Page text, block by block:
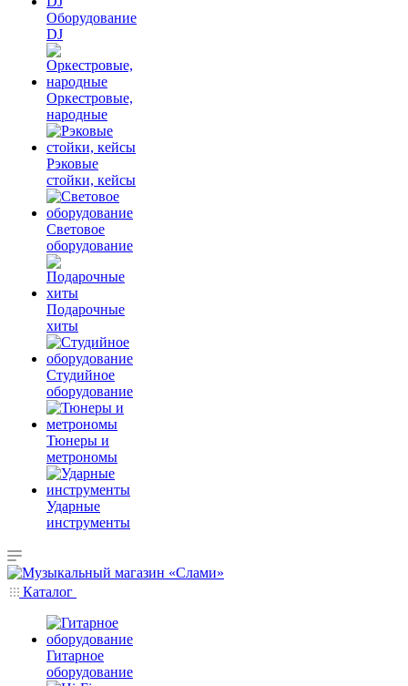
Оборудование
DJ
Оркестровые,
народные
Рэковые
стойки, кейсы
Световое
оборудование
Подарочные
хиты
Студийное
оборудование
Тюнеры и
метрономы
Ударные
инструменты
Каталог
Гитарное
оборудование